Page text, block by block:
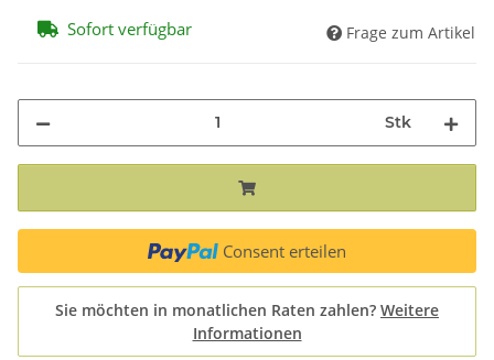
Sofort verfügbar Frage zum Artikel
Stk
Consent erteilen
Sie möchten in monatlichen Raten zahlen? Weitere
Informationen